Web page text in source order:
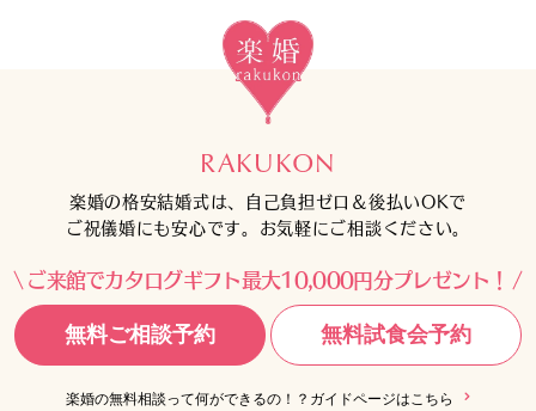
RAKUKON
楽婚の格安結婚式は、自己負担ゼロ＆後払いOKで
ご祝儀婚にも安心です。お気軽にご相談ください。
ご来館でカタログギフト最大10,000円分プレゼント！
無料ご相談予約 無料試食会予約
楽婚の無料相談って何ができるの！？ガイドページはこちら